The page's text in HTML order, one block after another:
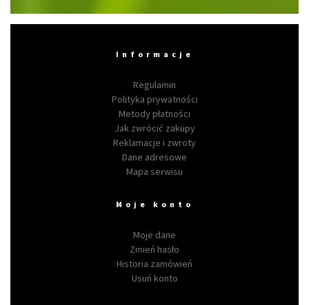
Informacje
Regulamin
Polityka prywatności
Metody płatności
Jak zwrócić zakupy
Reklamacje i zwroty
Dane adresowe
Mapa serwisu
Moje konto
Moje dane
Zmień hasło
Historia zamówień
Usuń konto